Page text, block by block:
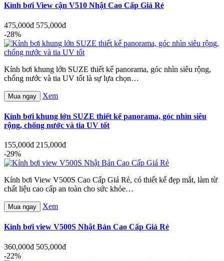
Kính bơi View cận V510 Nhật Cao Cấp Giá Rẻ
475,000đ 575,000đ
-28%
Kính bơi khung lớn SUZE thiết kế panorama, góc nhìn siêu rộng,
chống nước và tia UV tốt là sự lựa chọn…
Mua ngay Xem
Kính bơi khung lớn SUZE thiết kế panorama, góc nhìn siêu
rộng, chống nước và tia UV tốt
155,000đ 215,000đ
-29%
Kính bơi View V500S Cao Cấp Giá Rẻ, có thiết kế đẹp mắt, làm từ
chất liệu cao cấp an toàn cho sức khỏe…
Mua ngay Xem
Kính bơi view V500S Nhật Bản Cao Cấp Giá Rẻ
360,000đ 505,000đ
-22%